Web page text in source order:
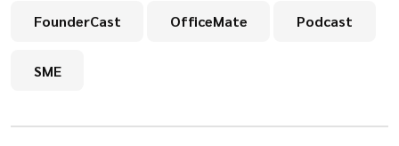
FounderCast OfficeMate Podcast
SME